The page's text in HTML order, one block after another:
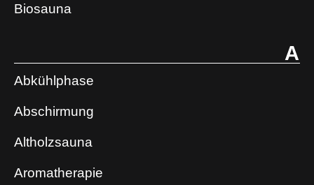
Biosauna
A
Abkühlphase
Abschirmung
Altholzsauna
Aromatherapie